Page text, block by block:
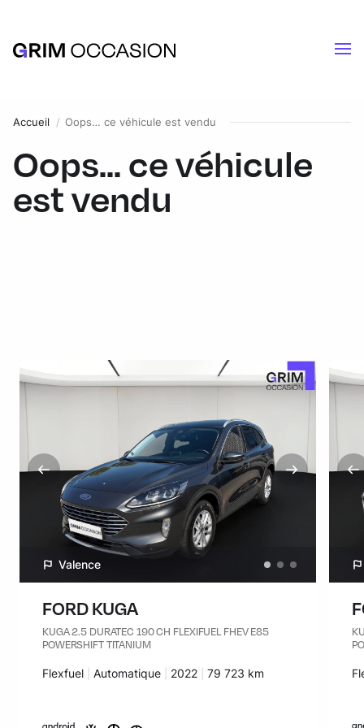
Accueil Oops… ce véhicule est vendu
Oops... ce véhicule
est vendu
Valence
FORD KUGA
KUGA 2.5 DURATEC 190 CH FLEXIFUEL FHEV E85
POWERSHIFT TITANIUM
Carburant :
Flexfuel Transmission :
Automatique Années :
2022 Kilomètres :
79 723 km